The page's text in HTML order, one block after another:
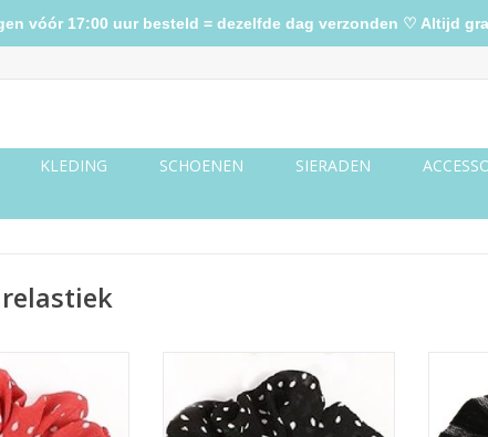
KLEDING SCHOENEN SIERADEN
WINKELWAGEN
stippen
TOEVOEGEN AAN WINKELWAGEN
vóór 17:00 uur besteld = dezelfde dag verzonden ♡ Altijd